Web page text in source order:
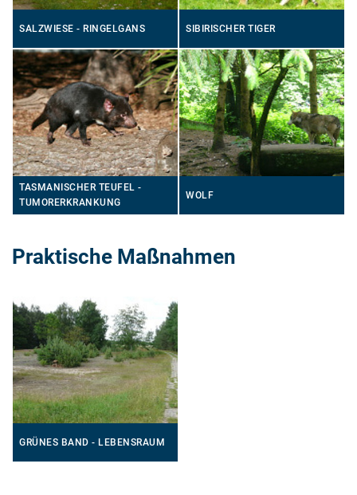
SALZWIESE - RINGELGANS SIBIRISCHER TIGER
TASMANISCHER TEUFEL -
TUMORERKRANKUNG
WOLF
Praktische Maßnahmen
GRÜNES BAND - LEBENSRAUM